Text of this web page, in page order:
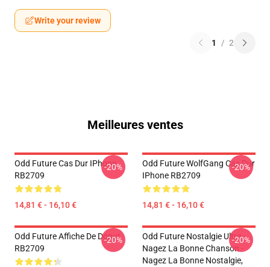
Write your review
1 / 2
Meilleures ventes
Odd Future Cas Dur IPhone
RB2709
14,81 € - 16,10 €
-20%
Odd Future WolfGang Cas Dur
IPhone RB2709
14,81 € - 16,10 €
-20%
Odd Future Affiche De Donut
RB2709
-20%
Odd Future Nostalgie Ultra -
Nagez La Bonne Chanson -
Nagez La Bonne Nostalgie,
-20%